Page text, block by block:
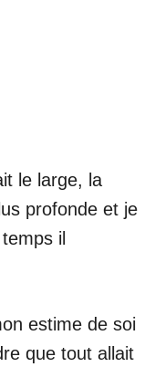
le large, la
profonde et je
il
estime de soi
que tout allait